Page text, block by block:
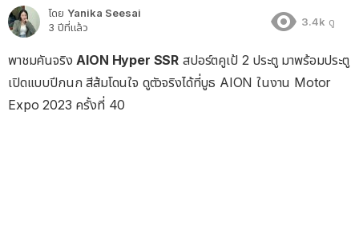
โดย Yanika Seesai
3 ปีที่แล้ว
3.4k ดู
พาชมคันจริง AION Hyper SSR สปอร์ตคูเป้ 2 ประตู มาพร้อมประตู
เปิดแบบปีกนก สีส้มโดนใจ ดูตัวจริงได้ที่บูธ AION ในงาน Motor
Expo 2023 ครั้งที่ 40